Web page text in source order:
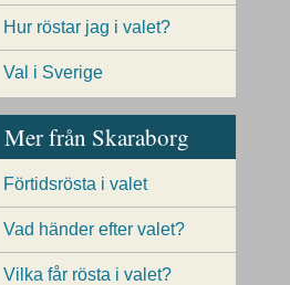
Hur röstar jag i valet?
Val i Sverige
Mer från Skaraborg
Förtidsrösta i valet
Vad händer efter valet?
Vilka får rösta i valet?